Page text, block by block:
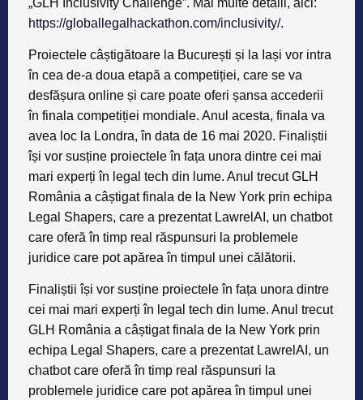
https://globallegalhackathon.com/inclusivity/.
Proiectele câștigătoare la București și la Iași vor intra
în cea de-a doua etapă a competiției, care se va
desfășura online și care poate oferi șansa accederii
în finala competiției mondiale. Anul acesta, finala va
avea loc la Londra, în data de 16 mai 2020. Finaliștii
își vor susține proiectele în fața unora dintre cei mai
mari experți în legal tech din lume. Anul trecut GLH
România a câștigat finala de la New York prin echipa
Legal Shapers, care a prezentat LawrelAI, un chatbot
care oferă în timp real răspunsuri la problemele
juridice care pot apărea în timpul unei călătorii.
Finaliștii își vor susține proiectele în fața unora dintre
cei mai mari experți în legal tech din lume. Anul trecut
GLH România a câștigat finala de la New York prin
echipa Legal Shapers, care a prezentat LawrelAI, un
chatbot care oferă în timp real răspunsuri la
problemele juridice care pot apărea în timpul unei